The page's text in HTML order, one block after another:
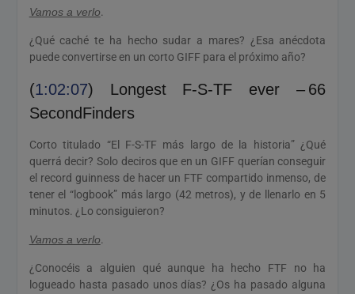
Vamos a verlo.
¿Qué caché te ha hecho sudar a mares? ¿Esa anécdota
puede convertirse en un corto GIFF para el próximo año?
(1:02:07) Longest F-S-TF ever – 66
SecondFinders
Corto titulado “El F-S-TF más largo de la historia” ¿Qué
querrá decir? Solo deciros que en un GIFF querían conseguir
el record guinness de hacer un FTF compartido inmenso, de
tener el “logbook” más largo (42 metros), y de llenarlo en 5
minutos. ¿Lo consiguieron?
Vamos a verlo.
¿Conocéis a alguien qué aunque ha hecho FTF no ha
logueado hasta pasado unos días? ¿Os ha pasado alguna